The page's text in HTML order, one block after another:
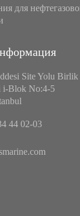
для
Site Yolu Birlik
i-Blok No:4-5
44 02-03